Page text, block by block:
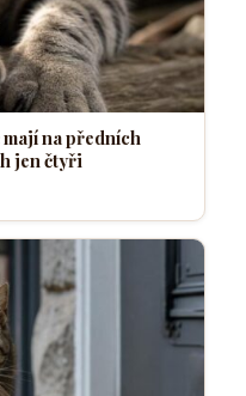
na předních
jen čtyři